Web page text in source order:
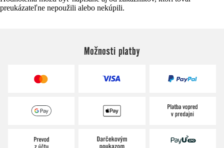
preukázateľne nepoužili alebo nekúpili.
Možnosti platby